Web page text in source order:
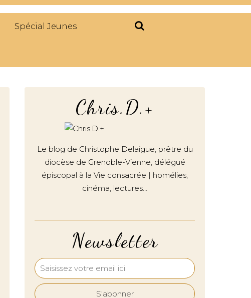
Spécial Jeunes
Newsletter
Chris.D.+
Le blog de Christophe Delaigue, prêtre du
diocèse de Grenoble-Vienne, délégué
épiscopal à la Vie consacrée | homélies,
cinéma, lectures…